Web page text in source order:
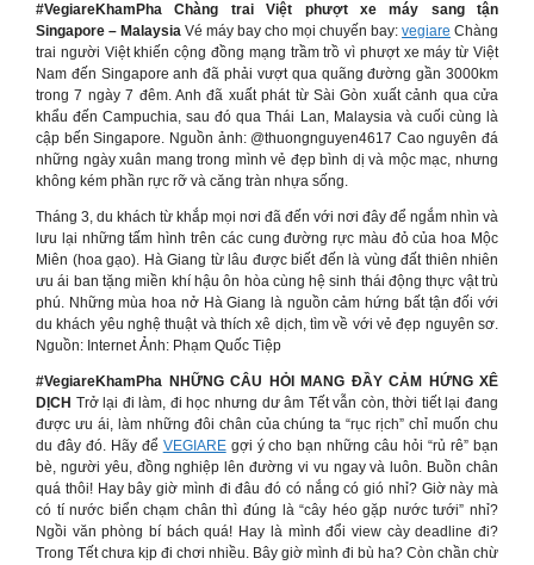
#VegiareKhamPha Chàng trai Việt phượt xe máy sang tận
Singapore – Malaysia Vé máy bay cho mọi chuyến bay: vegiare Chàng
trai người Việt khiến cộng đồng mạng trầm trồ vì phượt xe máy từ Việt
Nam đến Singapore anh đã phải vượt qua quãng đường gần 3000km
trong 7 ngày 7 đêm. Anh đã xuất phát từ Sài Gòn xuất cảnh qua cửa
khẩu đến Campuchia, sau đó qua Thái Lan, Malaysia và cuối cùng là
cập bến Singapore. Nguồn ảnh: @thuongnguyen4617 Cao nguyên đá
những ngày xuân mang trong mình vẻ đẹp bình dị và mộc mạc, nhưng
không kém phần rực rỡ và căng tràn nhựa sống.
Tháng 3, du khách từ khắp mọi nơi đã đến với nơi đây để ngắm nhìn và
lưu lại những tấm hình trên các cung đường rực màu đỏ của hoa Mộc
Miên (hoa gạo). Hà Giang từ lâu được biết đến là vùng đất thiên nhiên
ưu ái ban tặng miền khí hậu ôn hòa cùng hệ sinh thái động thực vật trù
phú. Những mùa hoa nở Hà Giang là nguồn cảm hứng bất tận đối với
du khách yêu nghệ thuật và thích xê dịch, tìm về với vẻ đẹp nguyên sơ.
Nguồn: Internet Ảnh: Phạm Quốc Tiệp
#VegiareKhamPha NHỮNG CÂU HỎI MANG ĐẦY CẢM HỨNG XÊ
DỊCH Trở lại đi làm, đi học nhưng dư âm Tết vẫn còn, thời tiết lại đang
được ưu ái, làm những đôi chân của chúng ta “rục rịch” chỉ muốn chu
du đây đó. Hãy để VEGIAREgợi ý cho bạn những câu hỏi “rủ rê” bạn
bè, người yêu, đồng nghiệp lên đường vi vu ngay và luôn. Buồn chân
quá thôi! Hay bây giờ mình đi đâu đó có nắng có gió nhỉ? Giờ này mà
có tí nước biển chạm chân thì đúng là “cây héo gặp nước tưới” nhỉ?
Ngồi văn phòng bí bách quá! Hay là mình đổi view cày deadline đi?
Trong Tết chưa kịp đi chơi nhiều. Bây giờ mình đi bù ha? Còn chần chừ